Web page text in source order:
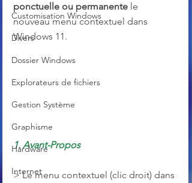
Customisation Windows
Divers
Dossier Windows
Explorateurs de fichiers
Gestion Système
Graphisme
Hardware
Internet
ponctuelle ou permanente le
nouveau menu contextuel dans
Windows 11.
1. Avant-Propos
> Le menu contextuel (clic droit) dans